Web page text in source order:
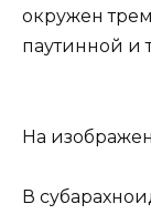
окружен
паутинной и
На
В